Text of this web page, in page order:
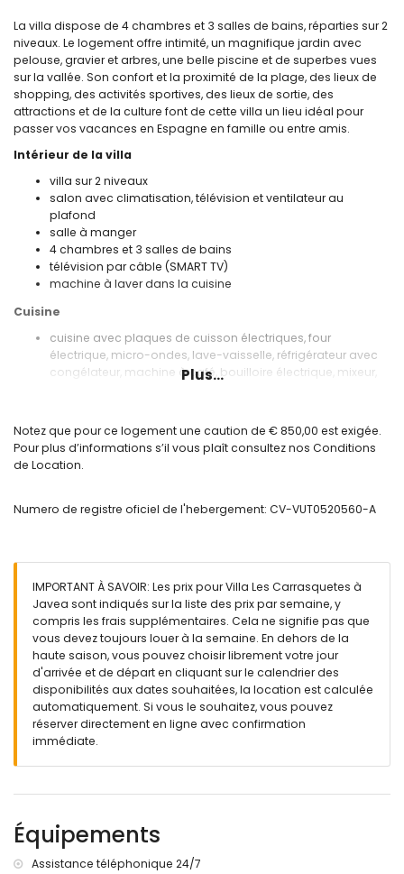
La villa dispose de 4 chambres et 3 salles de bains, réparties sur 2
niveaux. Le logement offre intimité, un magnifique jardin avec
pelouse, gravier et arbres, une belle piscine et de superbes vues
sur la vallée. Son confort et la proximité de la plage, des lieux de
shopping, des activités sportives, des lieux de sortie, des
attractions et de la culture font de cette villa un lieu idéal pour
passer vos vacances en Espagne en famille ou entre amis.
Intérieur de la villa
villa sur 2 niveaux
salon avec climatisation, télévision et ventilateur au
plafond
salle à manger
4 chambres et 3 salles de bains
télévision par câble (SMART TV)
machine à laver dans la cuisine
Cuisine
cuisine avec plaques de cuisson électriques, four
électrique, micro-ondes, lave-vaisselle, réfrigérateur avec
congélateur, machine à café, bouilloire électrique, mixeur,
chambre avec lit queen-size (mesurant 200 par 160cm),
ventilateur et salle de bains en suite
chambre avec 2 lits simples (mesurant 200 par 90cm) et
salle de bains en suite avec lavabo simple, baignoire et
toilettes
salle de bains avec lavabo simple, baignoire, bidet et
toilettes
salle de bains avec lavabo simple, baignoire et toilettes
Extérieur de la villa
grand terrain clôturé
piscine privée en forme de rein mesurant 8m x 4m et 2m de
profondeur
magnifique jardin avec pelouse, gravier, arbres et mobilier
espace détente et salle à manger extérieure
2 places de parking couvertes privées et 3 places de
parking privées
Plus...
Notez que pour ce logement une caution de € 850,00 est exigée.
Pour plus d’informations s’il vous plaît consultez nos Conditions
de Location.
Numero de registre oficiel de l'hebergement: CV-VUT0520560-A
IMPORTANT À SAVOIR: Les prix pour Villa Les Carrasquetes à
Javea sont indiqués sur la liste des prix par semaine, y
compris les frais supplémentaires. Cela ne signifie pas que
vous devez toujours louer à la semaine. En dehors de la
haute saison, vous pouvez choisir librement votre jour
d'arrivée et de départ en cliquant sur le calendrier des
disponibilités aux dates souhaitées, la location est calculée
automatiquement. Si vous le souhaitez, vous pouvez
réserver directement en ligne avec confirmation
immédiate.
Équipements
Assistance téléphonique 24/7